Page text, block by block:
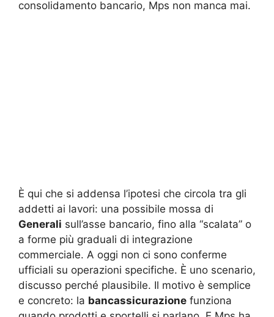
consolidamento bancario, Mps non manca mai.
È qui che si addensa l’ipotesi che circola tra gli
addetti ai lavori: una possibile mossa di
Generali sull’asse bancario, fino alla “scalata” o
a forme più graduali di integrazione
commerciale. A oggi non ci sono conferme
ufficiali su operazioni specifiche. È uno scenario,
discusso perché plausibile. Il motivo è semplice
e concreto: la bancassicurazione funziona